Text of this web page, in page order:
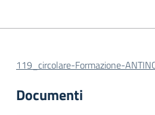
119_circolare-Formazione-
Documenti